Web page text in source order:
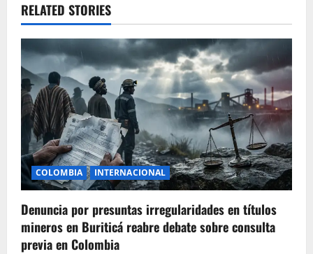
v
i
g
a
t
i
o
n
RELATED STORIES
COLOMBIA INTERNACIONAL
Denuncia por presuntas irregularidades en títulos
mineros en Buriticá reabre debate sobre consulta
previa en Colombia